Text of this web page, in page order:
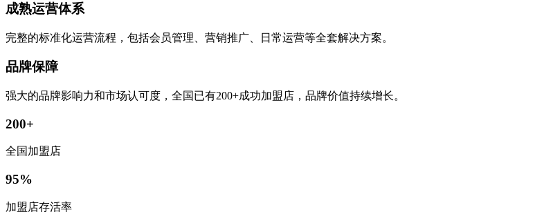
成熟运营体系
完整的标准化运营流程，包括会员管理、营销推广、日常运营等全套解决方案。
品牌保障
强大的品牌影响力和市场认可度，全国已有200+成功加盟店，品牌价值持续增长。
200+
全国加盟店
95%
加盟店存活率